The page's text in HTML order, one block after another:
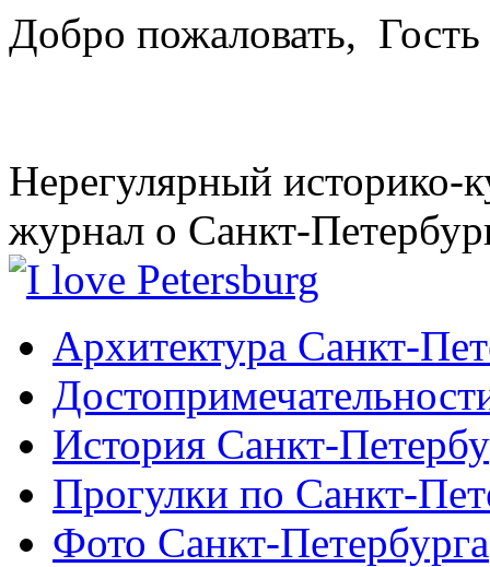
Добро пожаловать, Гость
Нерегулярный историко-
журнал о Санкт-
Архитектура Санкт-
История Санкт-
Прогулки по Санкт-
Фото Санкт-Петербурга